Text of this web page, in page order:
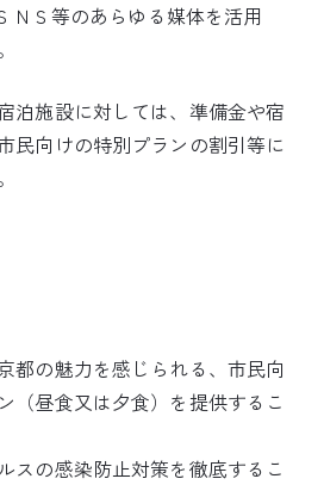
ＮＳ等のあらゆる媒体を活用
施設に対しては、準備金や宿
民向けの特別プランの割引等に
都の魅力を感じられる、市民向
（昼食又は夕食）を提供するこ
スの感染防止対策を徹底するこ